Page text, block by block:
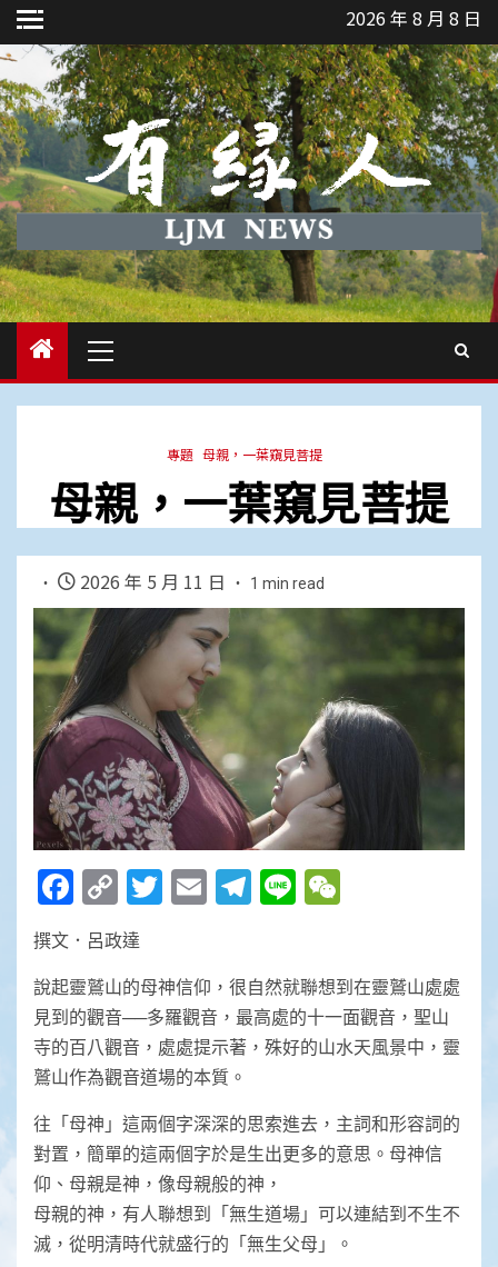
Skip
to
content
2026 年 8 月 8 日
Menu
專題 母親，一葉窺見菩提
母親，一葉窺見菩提
2026 年 5 月 11 日 1 min read
Facebook
Copy
Link
Twitter
EmailTelegram
Line
撰文．呂政達
說起靈鷲山的母神信仰，很自然就聯想到在靈鷲山處處
見到的觀音──多羅觀音，最高處的十一面觀音，聖山
寺的百八觀音，處處提示著，殊好的山水天風景中，靈
鷲山作為觀音道場的本質。
往「母神」這兩個字深深的思索進去，主詞和形容詞的
對置，簡單的這兩個字於是生出更多的意思。母神信
仰、母親是神，像母親般的神，
母親的神，有人聯想到「無生道場」可以連結到不生不
滅，從明清時代就盛行的「無生父母」。